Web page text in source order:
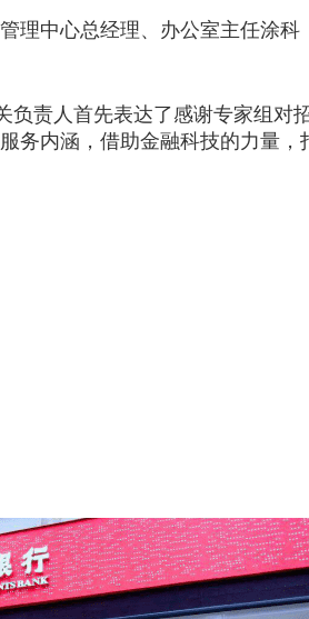
理中心总经理、办公室主任涂科
责人首先表达了感谢专家组对
务内涵，借助金融科技的力量，